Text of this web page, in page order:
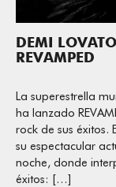
DEMI
REVAMPED
La superestrella
ha lanzado
rock de sus éxitos.
su espectacular
noche, donde
éxitos: […]